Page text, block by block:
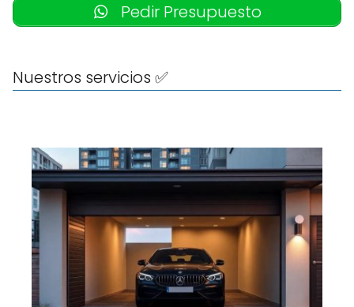
Pedir Presupuesto
Nuestros servicios ✅